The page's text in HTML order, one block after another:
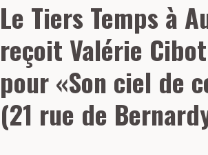
Le Tiers Temps à
reçoit Valérie
pour «Son ciel de
(21 rue de